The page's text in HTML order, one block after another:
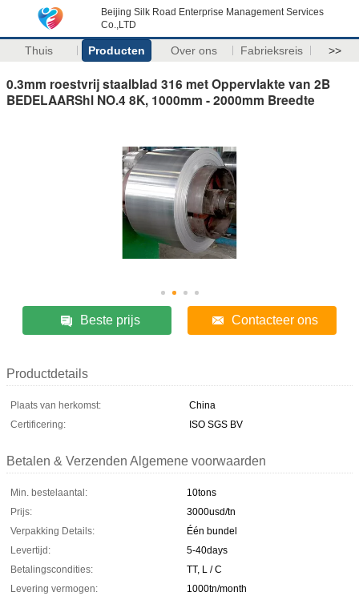
Beijing Silk Road Enterprise Management Services
Co.,LTD
Thuis Producten Over ons Fabrieksreis >>
0.3mm roestvrij staalblad 316 met Oppervlakte van 2B
BEDELAARShl NO.4 8K, 1000mm - 2000mm Breedte
Beste prijs Contacteer ons
Productdetails
Plaats van herkomst:
China
Certificering:
ISO SGS BV
Betalen & Verzenden Algemene voorwaarden
Min. bestelaantal:
10tons
Prijs:
3000usd/tn
Verpakking Details:
Één bundel
Levertijd:
5-40days
Betalingscondities:
TT, L / C
Levering vermogen:
1000tn/month